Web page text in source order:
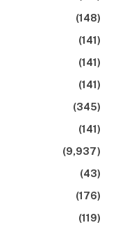
(148)
(141)
(141)
(141)
(345)
(141)
(9,937)
(43)
(176)
(119)